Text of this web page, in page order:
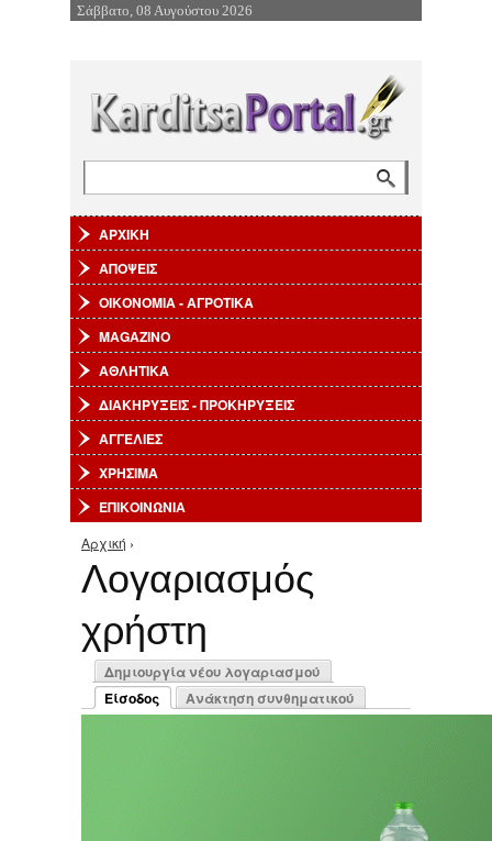
Επιστροφή στην Πλοήγηση
Σάββατο, 08 Αυγούστου 2026
ΑΡΧΙΚΗ
ΑΠΟΨΕΙΣ
ΟΙΚΟΝΟΜΙΑ - ΑΓΡΟΤΙΚΑ
MAGAZINO
ΑΘΛΗΤΙΚΑ
ΔΙΑΚΗΡΥΞΕΙΣ - ΠΡΟΚΗΡΥΞΕΙΣ
ΑΓΓΕΛΙΕΣ
ΧΡΗΣΙΜΑ
ΕΠΙΚΟΙΝΩΝΙΑ
Είστε εδώ
Αρχική ›
Λογαριασμός
χρήστη
Πρωτεύουσες καρτέλες
Δημιουργία νέου λογαριασμού
Είσοδος
(ενεργή καρτέλα)
Ανάκτηση συνθηματικού